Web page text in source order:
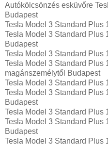
Autókölcsönzés esküvőre
Budapest
Tesla Model 3 Standard Plus
Tesla Model 3 Standard Plus
Budapest
Tesla Model 3 Standard Plus
Tesla Model 3 Standard Plus
magánszemélytől Budapest
Tesla Model 3 Standard Plus
Tesla Model 3 Standard Plus
Budapest
Tesla Model 3 Standard Plus
Tesla Model 3 Standard Plus
Budapest
Tesla Model 3 Standard Plus